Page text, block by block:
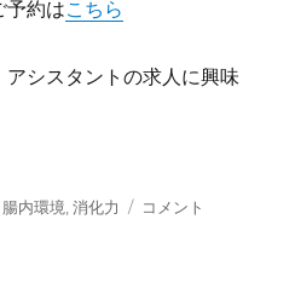
予約はこちら
シスタントの求人に興味
腸内環境 ,消化力
そ
コメント